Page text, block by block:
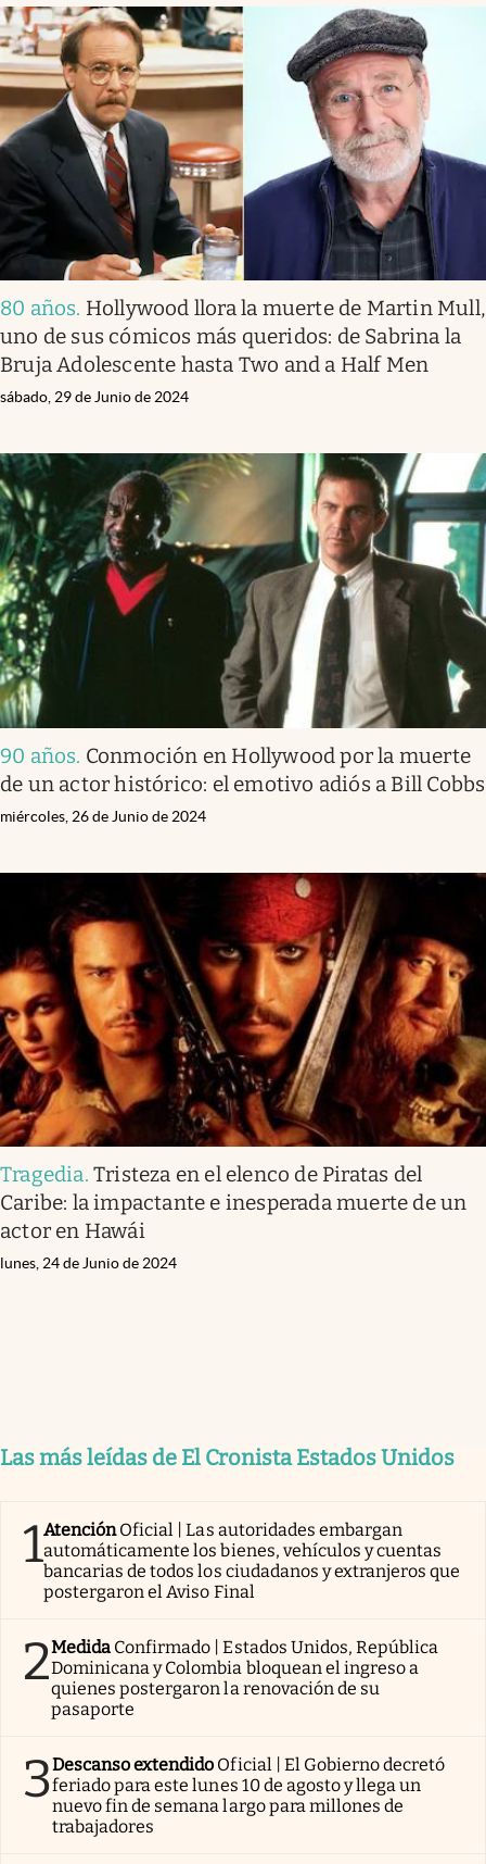
80 años. Hollywood llora la muerte de Martin Mull,
uno de sus cómicos más queridos: de Sabrina la
Bruja Adolescente hasta Two and a Half Men
sábado, 29 de Junio de 2024
90 años. Conmoción en Hollywood por la muerte
de un actor histórico: el emotivo adiós a Bill Cobbs
miércoles, 26 de Junio de 2024
Tragedia.Tristeza en el elenco de Piratas del
Caribe: la impactante e inesperada muerte de un
actor en Hawái
lunes, 24 de Junio de 2024
Las más leídas de El Cronista Estados Unidos
1AtenciónOficial | Las autoridades embargan
automáticamente los bienes, vehículos y cuentas
bancarias de todos los ciudadanos y extranjeros que
postergaron el Aviso Final
2Medida Confirmado | Estados Unidos, República
Dominicana y Colombia bloquean el ingreso a
quienes postergaron la renovación de su
pasaporte
3Descanso extendido Oficial | El Gobierno decretó
feriado para este lunes 10 de agosto y llega un
nuevo fin de semana largo para millones de
trabajadores